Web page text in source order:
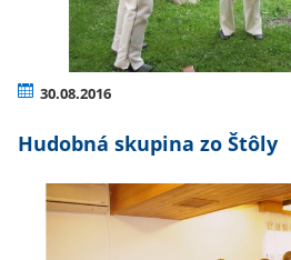
30.08.2016
Hudobná skupina zo Štôly